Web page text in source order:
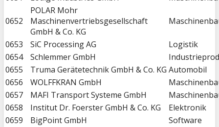
0652
POLAR Mohr
Maschinenvertriebsgesellschaft
GmbH & Co. KG
0653 SiC Processing AG
Logistik
0654
Schlemmer GmbH
0655
Truma Gerätetechnik GmbH & Co. KG Automobil
0656
WOLFFKRAN GmbH
0657
MAFI Transport Systeme GmbH
0658
Institut Dr. Foerster GmbH & Co. KG
Elektronik
0659
BigPoint GmbH
Software